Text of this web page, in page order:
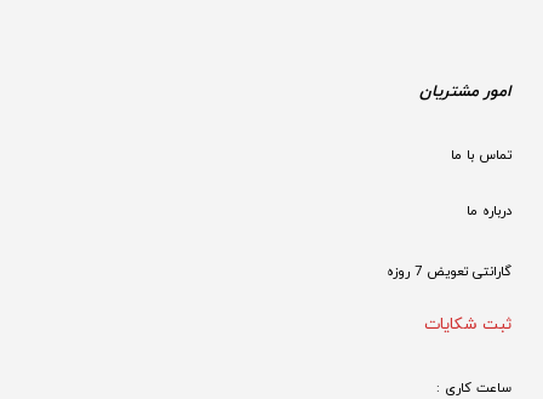
امور مشتریان
تماس با ما
درباره ما
گارانتی تعویض 7 روزه
ثبت شکایات
ساعت کاری :